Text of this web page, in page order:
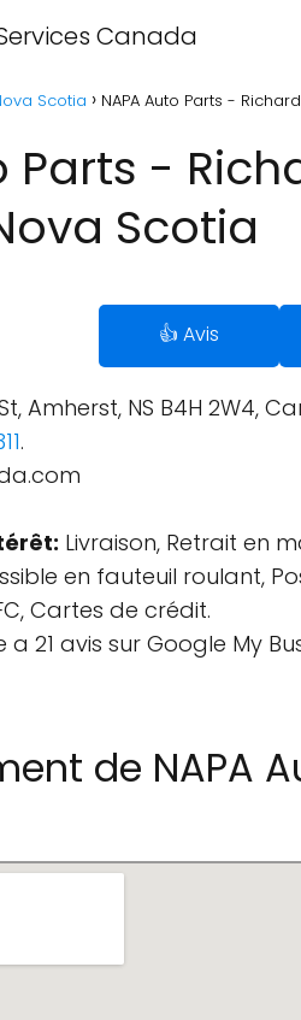
Canada
Scotia NAPA Auto Parts -
Parts -
Scotia
👍 Avis
Amherst, NS B4H 2W4,
.
Livraison, Retrait en
en fauteuil roulant,
Cartes de crédit.
21 avis sur Google My
de NAPA